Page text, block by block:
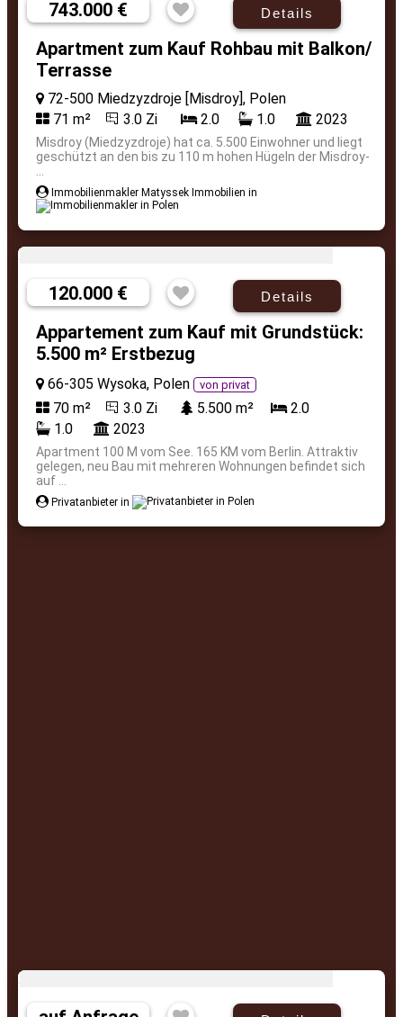
743.000 € Details
Apartment zum Kauf Rohbau mit Balkon/
Terrasse
72-500 Miedzyzdroje [Misdroy], Polen
71 m²
3.0 Zi 2.0 1.0 2023
Misdroy (Miedzyzdroje) hat ca. 5.500 Einwohner und liegt
geschützt an den bis zu 110 m hohen Hügeln der Misdroy-
Immobilienmakler Matyssek Immobilien in
120.000 € Details
Appartement zum Kauf mit Grundstück:
5.500 m² Erstbezug
66-305 Wysoka, Polen von privat
70 m² 3.0 Zi 5.500 m²
2.0
1.0
2023
Apartment 100 M vom See. 165 KM vom Berlin. Attraktiv
gelegen, neu Bau mit mehreren Wohnungen befindet sich
auf ...
Privatanbieter in